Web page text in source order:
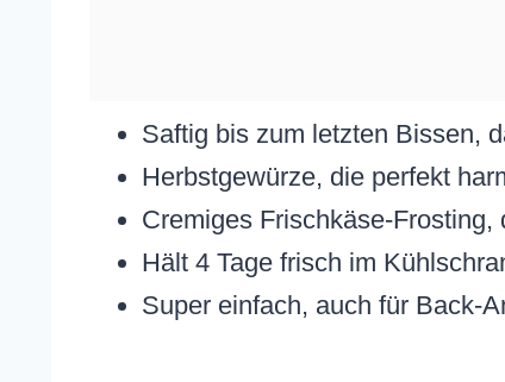
Saftig bis zum letzten Bissen,
Herbstgewürze, die perfekt
Cremiges Frischkäse-Frosting,
Hält 4 Tage frisch im
Super einfach, auch für Back-